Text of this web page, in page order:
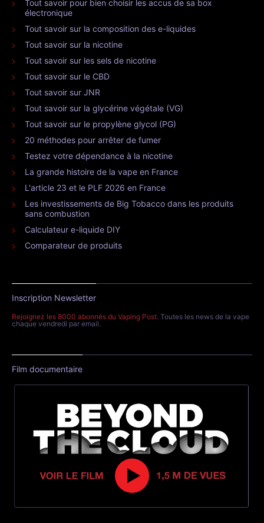
Tout savoir pour bien choisir les accus de sa box
électronique
Tout savoir sur la composition des e-liquides
Tout savoir sur la nicotine
Tout savoir sur les sels de nicotine
Tout savoir sur le CBD
Tout savoir sur JNR
Tout savoir sur la glycérine végétale (VG)
Tout savoir sur le propylène glycol (PG)
20 méthodes pour arrêter de fumer
Testez votre dépendance à la nicotine
La grande histoire de la vape en France
L'article 23 et le PLF 2026 en France
Les investissements de Big Tobacco dans les produits
sans combustion
Calculateur e-liquide DIY
Comparateur de produits
Inscription Newsletter
Rejoignez les 8000 abonnés du Vaping Post. Toutes les news de la vape
chaque vendredi par email.
Film documentaire